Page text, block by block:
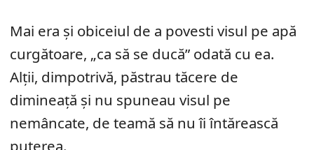
Mai era și obiceiul de a povesti visul pe apă
curgătoare, „ca să se ducă” odată cu ea.
Alții, dimpotrivă, păstrau tăcere de
dimineață și nu spuneau visul pe
nemâncate, de teamă să nu îi întărească
puterea.